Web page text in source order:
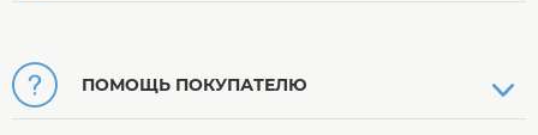
ПОМОЩЬ ПОКУПАТЕЛЮ